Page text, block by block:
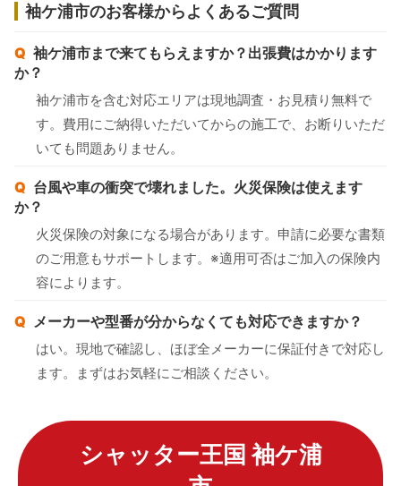
袖ケ浦市のお客様からよくあるご質問
袖ケ浦市まで来てもらえますか？出張費はかかります
か？
袖ケ浦市を含む対応エリアは現地調査・お見積り無料で
す。費用にご納得いただいてからの施工で、お断りいただ
いても問題ありません。
台風や車の衝突で壊れました。火災保険は使えます
か？
火災保険の対象になる場合があります。申請に必要な書類
のご用意もサポートします。※適用可否はご加入の保険内
容によります。
メーカーや型番が分からなくても対応できますか？
はい。現地で確認し、ほぼ全メーカーに保証付きで対応し
ます。まずはお気軽にご相談ください。
シャッター王国 袖ケ浦